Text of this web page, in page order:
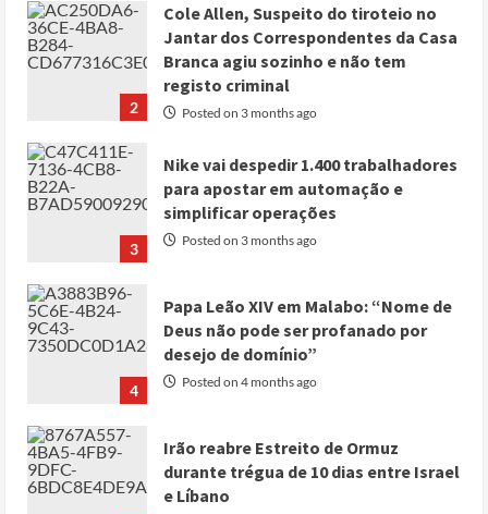
2
Cole Allen, Suspeito do tiroteio no
Jantar dos Correspondentes da Casa
Branca agiu sozinho e não tem
registo criminal
Posted on 3 months ago
3
Nike vai despedir 1.400 trabalhadores
para apostar em automação e
simplificar operações
Posted on 3 months ago
4
Papa Leão XIV em Malabo: “Nome de
Deus não pode ser profanado por
desejo de domínio”
Posted on 4 months ago
Irão reabre Estreito de Ormuz
durante trégua de 10 dias entre Israel
e Líbano